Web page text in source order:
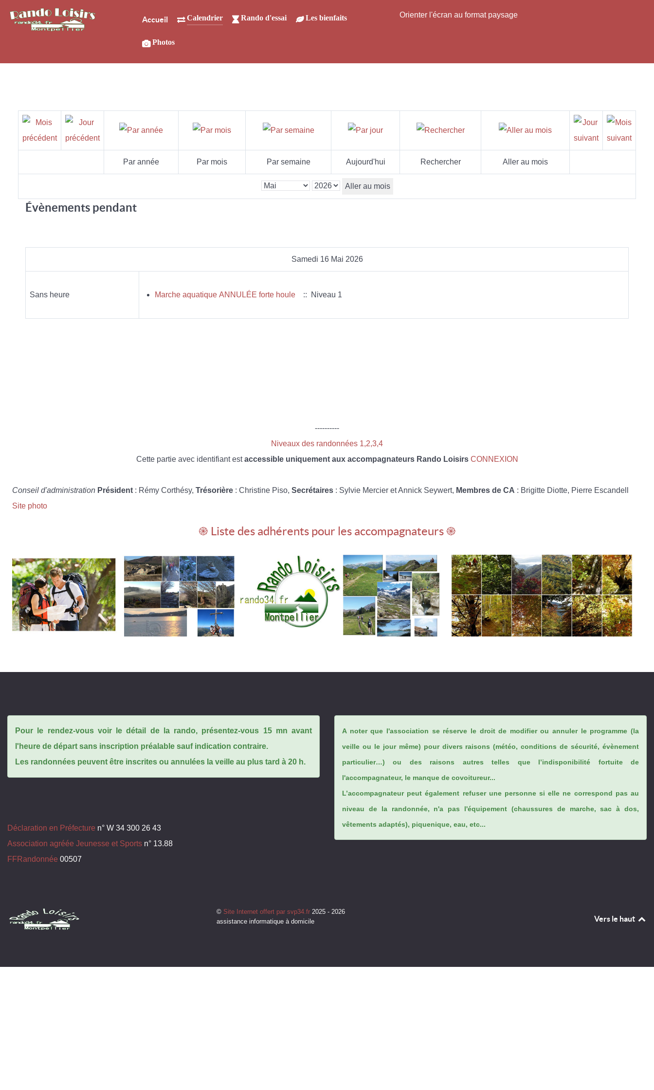
Accueil Calendrier Rando d'essai Les bienfaits
Photos
Orienter l'écran au format paysage
Par année Par mois Par semaine Aujourd'hui Rechercher Aller au mois
Aller au mois
Évènements pendant
Samedi 16 Mai 2026
Sans heure Marche aquatique ANNULÉE forte houle :: Niveau 1
----------
Niveaux des randonnées 1,2,3,4
Cette partie avec identifiant estaccessible uniquement aux accompagnateurs Rando Loisirs CONNEXION
Conseil d'administration Président : Rémy Corthésy, Trésorière : Christine Piso, Secrétaires : Sylvie Mercier et Annick Seywert, Membres de CA : Brigitte Diotte, Pierre Escandell
Site photo
֎ Liste des adhérents pour les accompagnateurs ֎
Pour le rendez-vous voir le détail de la rando, présentez-vous 15 mn avant
l'heure de départ sans inscription préalable sauf indication contraire.
Les randonnées peuvent être inscrites ou annulées la veille au plus tard à 20 h.
Déclaration en Préfecture n° W 34 300 26 43
Association agréée Jeunesse et Sports n° 13.88
FFRandonnée 00507
A noter que l'association se réserve le droit de modifier ou annuler le programme (la
veille ou le jour même) pour divers raisons (météo, conditions de sécurité, évènement
particulier…) ou des raisons autres telles que l’indisponibilité fortuite de
l'accompagnateur, le manque de covoitureur...
L’accompagnateur peut également refuser une personne si elle ne correspond pas au
niveau de la randonnée, n'a pas l'équipement (chaussures de marche, sac à dos,
vêtements adaptés), piquenique, eau, etc...
© Site Internet offert par svp34.fr2025 - 2026
assistance informatique à domicile
Vers le haut